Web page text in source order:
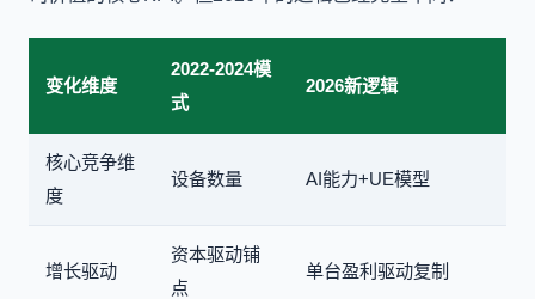
变化维度
2022-2024模
式
2026新逻辑
核心竞争维
度
设备数量 AI能力+UE模型
增长驱动
资本驱动铺
点
单台盈利驱动复制